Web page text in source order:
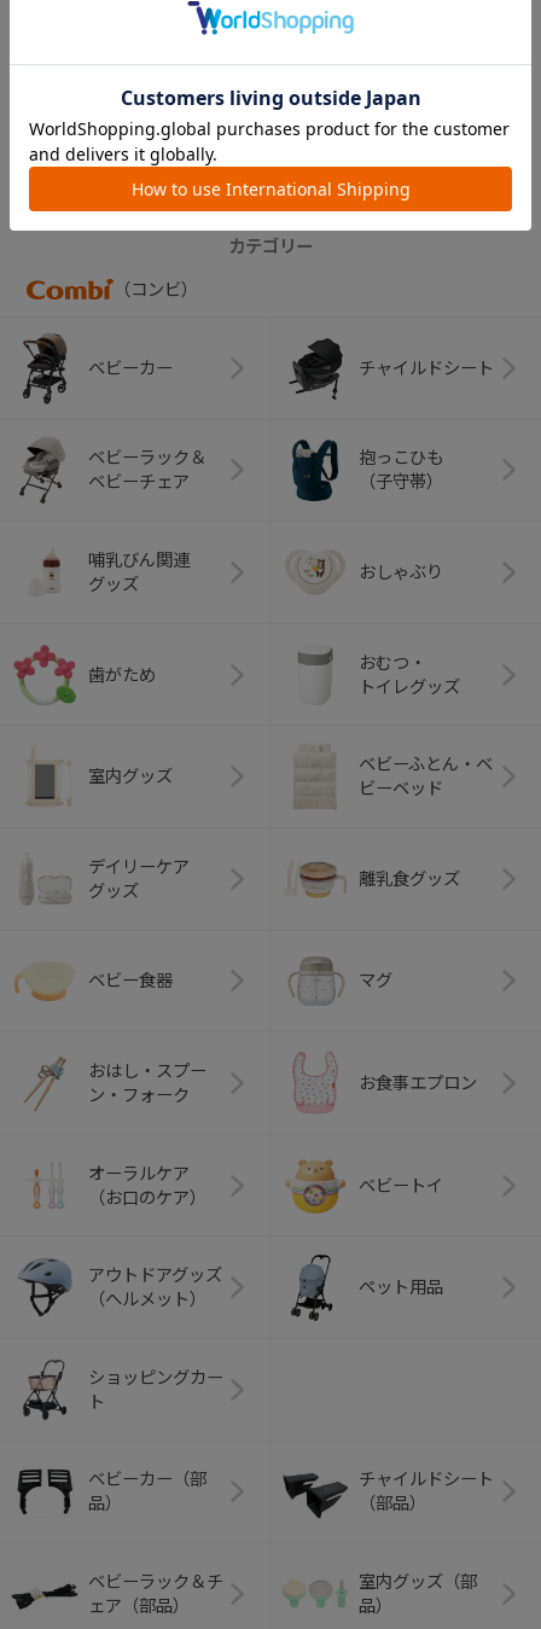
ャップ（グレー）
CATEGORY
カテゴリー
（コンビ）
ベビーカー チャイルドシート
ベビーラック＆
ベビーチェア
抱っこひも
（子守帯）
哺乳びん関連
グッズ
おしゃぶり
歯がため
おむつ・
トイレグッズ
室内グッズ
ベビーふとん・ベ
ビーベッド
デイリーケア
グッズ
離乳食グッズ
ベビー食器 マグ
おはし・スプー
ン・フォーク
お食事エプロン
オーラルケア
（お口のケア）
ベビートイ
アウトドアグッズ
（ヘルメット）
ペット用品
ショッピングカー
ト
ベビーカー（部
品）
チャイルドシート
（部品）
ベビーラック＆チ
ェア（部品）
室内グッズ（部
品）